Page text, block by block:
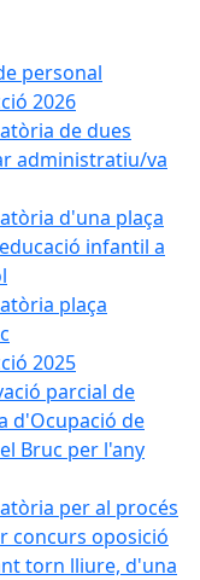
personal
2026
de dues
administratiu/va
d'una plaça
infantil a
plaça
2025
parcial de
d'Ocupació de
Bruc per l'any
per al procés
concurs oposició
torn lliure, d'una